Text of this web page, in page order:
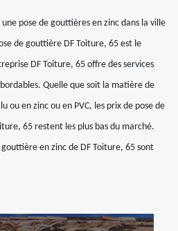
pose de gouttières en zinc dans la ville
de gouttière DF Toiture, 65 est le
DF Toiture, 65 offre des services
Quelle que soit la matière de
ou en zinc ou en PVC, les prix de pose de
65 restent les plus bas du marché.
gouttière en zinc de DF Toiture, 65 sont